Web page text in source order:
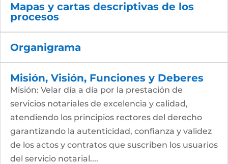
Mapas y cartas descriptivas de los
procesos
Organigrama
Misión, Visión, Funciones y Deberes
Misión: Velar día a día por la prestación de
servicios notariales de excelencia y calidad,
atendiendo los principios rectores del derecho
garantizando la autenticidad, confianza y validez
de los actos y contratos que suscriben los usuarios
del servicio notarial....